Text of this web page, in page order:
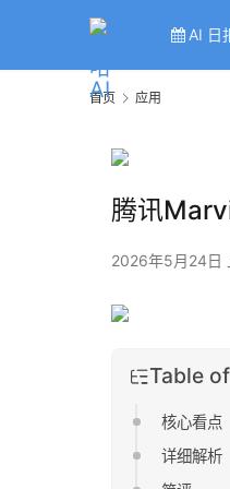
AI 日
首页 应用
腾讯
2026年5月24日
Table
核心看点
详细解析